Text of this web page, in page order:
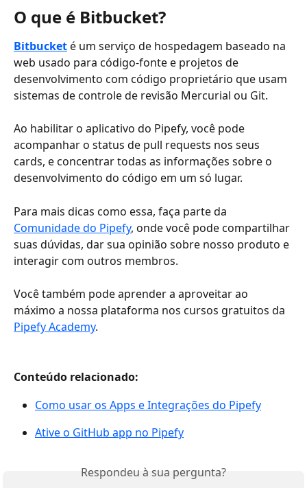
O que é Bitbucket?
Bitbucket é um serviço de hospedagem baseado na
web usado para código-fonte e projetos de
desenvolvimento com código proprietário que usam
sistemas de controle de revisão Mercurial ou Git.
Ao habilitar o aplicativo do Pipefy, você pode
acompanhar o status de pull requests nos seus
cards, e concentrar todas as informações sobre o
desenvolvimento do código em um só lugar.
Para mais dicas como essa, faça parte da
Comunidade do Pipefy, onde você pode compartilhar
suas dúvidas, dar sua opinião sobre nosso produto e
interagir com outros membros.
Você também pode aprender a aproveitar ao
máximo a nossa plataforma nos cursos gratuitos da
Pipefy Academy.
Conteúdo relacionado:
Como usar os Apps e Integrações do Pipefy
Ative o GitHub app no Pipefy
Respondeu à sua pergunta?